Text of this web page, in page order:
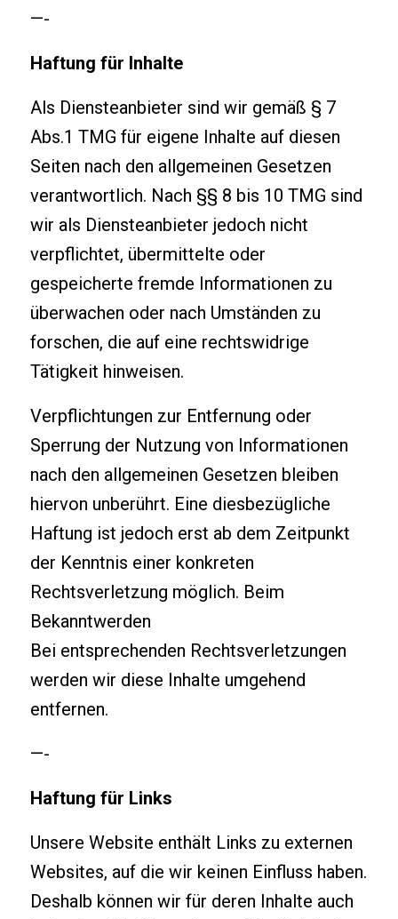
—-
Haftung für Inhalte
Als Diensteanbieter sind wir gemäß § 7
Abs.1 TMG für eigene Inhalte auf diesen
Seiten nach den allgemeinen Gesetzen
verantwortlich. Nach §§ 8 bis 10 TMG sind
wir als Diensteanbieter jedoch nicht
verpflichtet, übermittelte oder
gespeicherte fremde Informationen zu
überwachen oder nach Umständen zu
forschen, die auf eine rechtswidrige
Tätigkeit hinweisen.
Verpflichtungen zur Entfernung oder
Sperrung der Nutzung von Informationen
nach den allgemeinen Gesetzen bleiben
hiervon unberührt. Eine diesbezügliche
Haftung ist jedoch erst ab dem Zeitpunkt
der Kenntnis einer konkreten
Rechtsverletzung möglich. Beim
Bekanntwerden
Bei entsprechenden Rechtsverletzungen
werden wir diese Inhalte umgehend
entfernen.
—-
Haftung für Links
Unsere Website enthält Links zu externen
Websites, auf die wir keinen Einfluss haben.
Deshalb können wir für deren Inhalte auch